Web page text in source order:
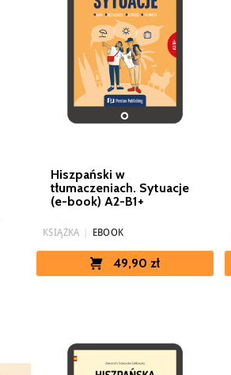
Hiszpański w
tłumaczeniach. Sytuacje
(e-book) A2-B1+
KSIĄŻKA EBOOK
49,90 zł